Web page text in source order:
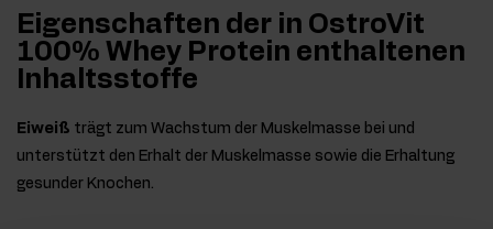
Eigenschaften der in OstroVit
100% Whey Protein enthaltenen
Inhaltsstoffe
Eiweiß trägt zum Wachstum der Muskelmasse bei und
unterstützt den Erhalt der Muskelmasse sowie die Erhaltung
gesunder Knochen.